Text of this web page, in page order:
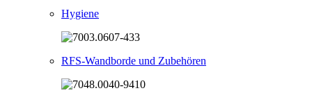
Hygiene
RFS-Wandborde und Zubehören